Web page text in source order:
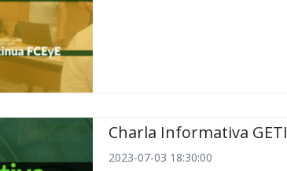
Charla Informativa GETI
2023-07-03 18:30:00